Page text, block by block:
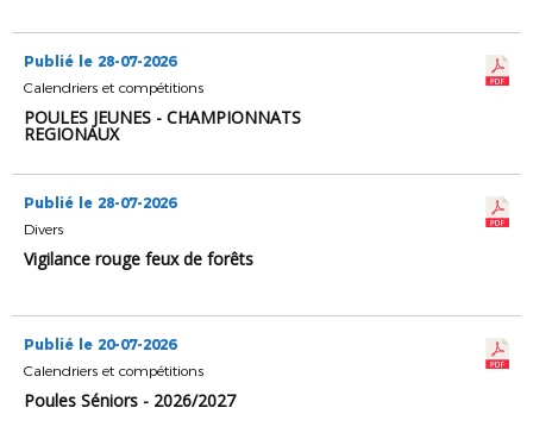
Publié le 28-07-2026
Calendriers et compétitions
POULES JEUNES - CHAMPIONNATS
REGIONAUX
Publié le 28-07-2026
Divers
Vigilance rouge feux de forêts
Publié le 20-07-2026
Calendriers et compétitions
Poules Séniors - 2026/2027